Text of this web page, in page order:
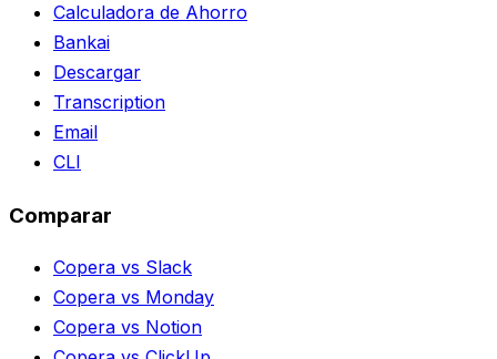
Calculadora de Ahorro
Bankai
Descargar
Transcription
Email
CLI
Comparar
Copera vs Slack
Copera vs Monday
Copera vs Notion